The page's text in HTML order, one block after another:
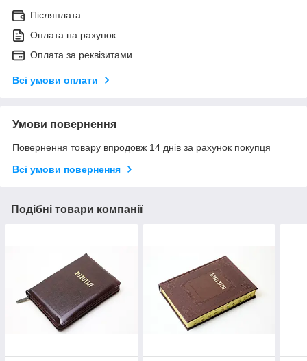
Післяплата
Оплата на рахунок
Оплата за реквізитами
Всі умови оплати
Умови повернення
Повернення товару впродовж 14 днів за рахунок покупця
Всі умови повернення
Подібні товари компанії